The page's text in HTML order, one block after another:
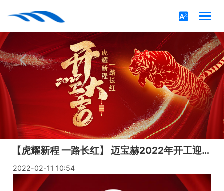
【虎耀新程 一路长红】 迈宝赫2022年开工迎新仪式隆重举行
2022-02-11 10:54